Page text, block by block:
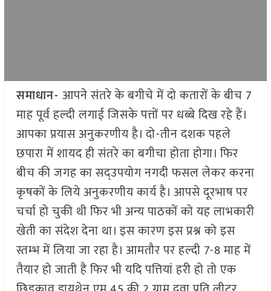
समाधान- आपने संतरे के बगीचे में दो कतारों के बीच 7
माह पूर्व हल्दी लगाई जिसके पत्तों पर धब्बे दिख रहे हैं।
आपका प्रयास अनुकरणीय है। दो-तीन दशक पहले
छपारा में शायद ही संतरे का बगीचा होता होगा। फिर
बीच की जगह का सद्उपयोग नगदी फसल लेकर करना
कृषकों के लिये अनुकरणीय कार्य है। आपसे दूरभाष पर
चर्चा हो चुकी थी फिर भी अन्य पाठकों को यह लाभकारी
खेती का संदेश देना था। इस कारण इस प्रश्न को इस
स्तम्भ में लिया जा रहा है। आमतौर पर हल्दी 7-8 माह में
तैयार हो जाती है फिर भी यदि पत्तियां हरी हो तो एक